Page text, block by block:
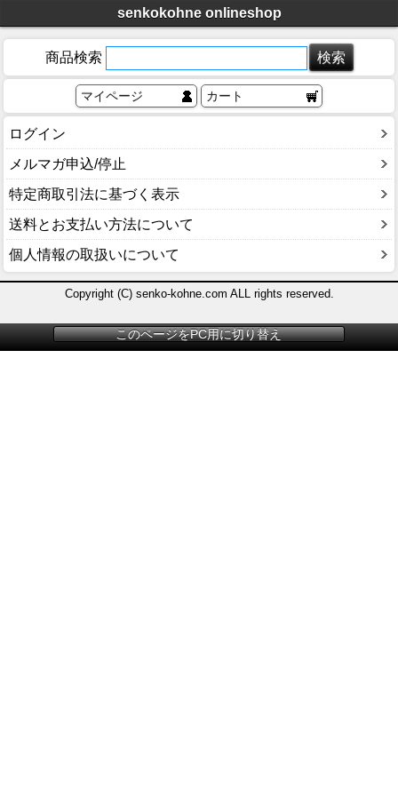
senkokohne onlineshop
商品検索
マイページ カート
ログイン
メルマガ申込/停止
特定商取引法に基づく表示
送料とお支払い方法について
個人情報の取扱いについて
Copyright (C) senko-kohne.com ALL rights reserved.
このページをPC用に切り替え